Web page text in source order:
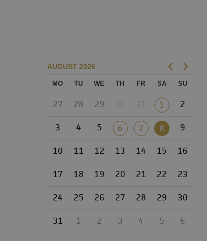
AUGUST 2026
MO TU WE TH FR SA SU
27 28 29 1 2
3 4 5 6 7 8 9
10 11 12 13 14 15 16
17 18 19 20 21 22 23
24 25 26 27 28 29 30
31 1 2 3 4 5 6